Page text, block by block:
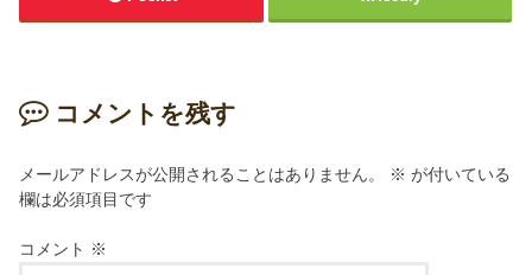
コメントを残す
メールアドレスが公開されることはありません。 ※ が付いている
欄は必須項目です
コメント ※